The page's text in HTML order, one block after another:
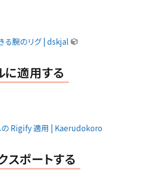
る腕のリグ | dskjal
に適用する
の Rigify 適用 | Kaerudokoro
ポートする